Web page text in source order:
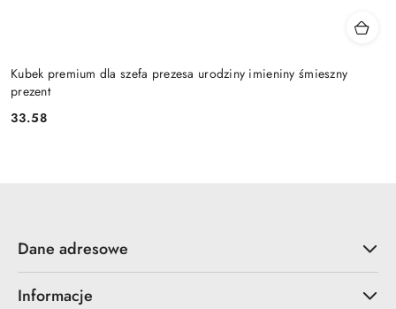
Kubek premium dla szefa prezesa urodziny imieniny śmieszny
prezent
Cena:
33.58
Dane adresowe
Informacje